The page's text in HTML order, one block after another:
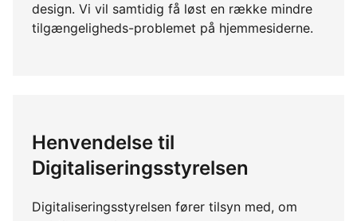
design. Vi vil samtidig få løst en række mindre
tilgængeligheds-problemet på hjemmesiderne.
Henvendelse til
Digitaliseringsstyrelsen
Digitaliseringsstyrelsen fører tilsyn med, om